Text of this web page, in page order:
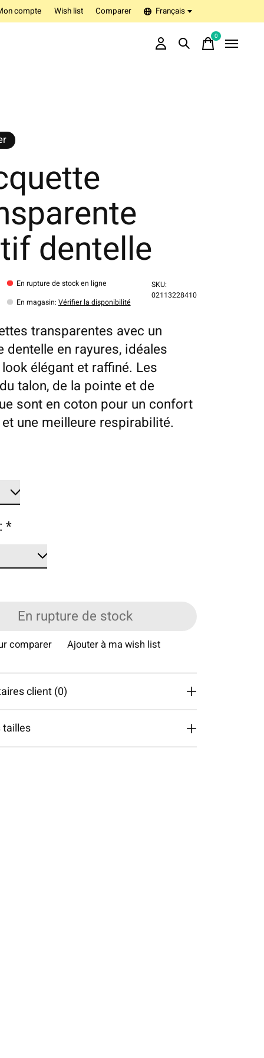
compte Wish list Comparer Français
0items
dentelle
En rupture de stock en ligne
En magasin: Vérifier la disponibilité
SKU:
02113228410
transparentes avec un
dentelle en rayures, idéales
élégant et raffiné. Les
talon, de la pointe et de
sont en coton pour un confort
une meilleure respirabilité.
*
En rupture de stock
comparer Ajouter à ma wish list
client (0)
tailles